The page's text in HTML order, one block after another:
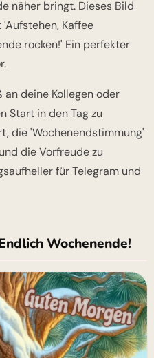
näher bringt. Dieses Bild
Kaffee
rocken!' Ein perfekter
deine Kollegen oder
Start in den Tag zu
die 'Wochenendstimmung'
die Vorfreude zu
für Telegram und
Wochenende!